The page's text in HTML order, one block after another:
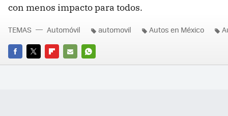
con menos impacto para todos.
FACEBOOK
TWITTERFLIPBOARD
E-
WHATSAPP
TEMAS Automóvil automovil Autos en México